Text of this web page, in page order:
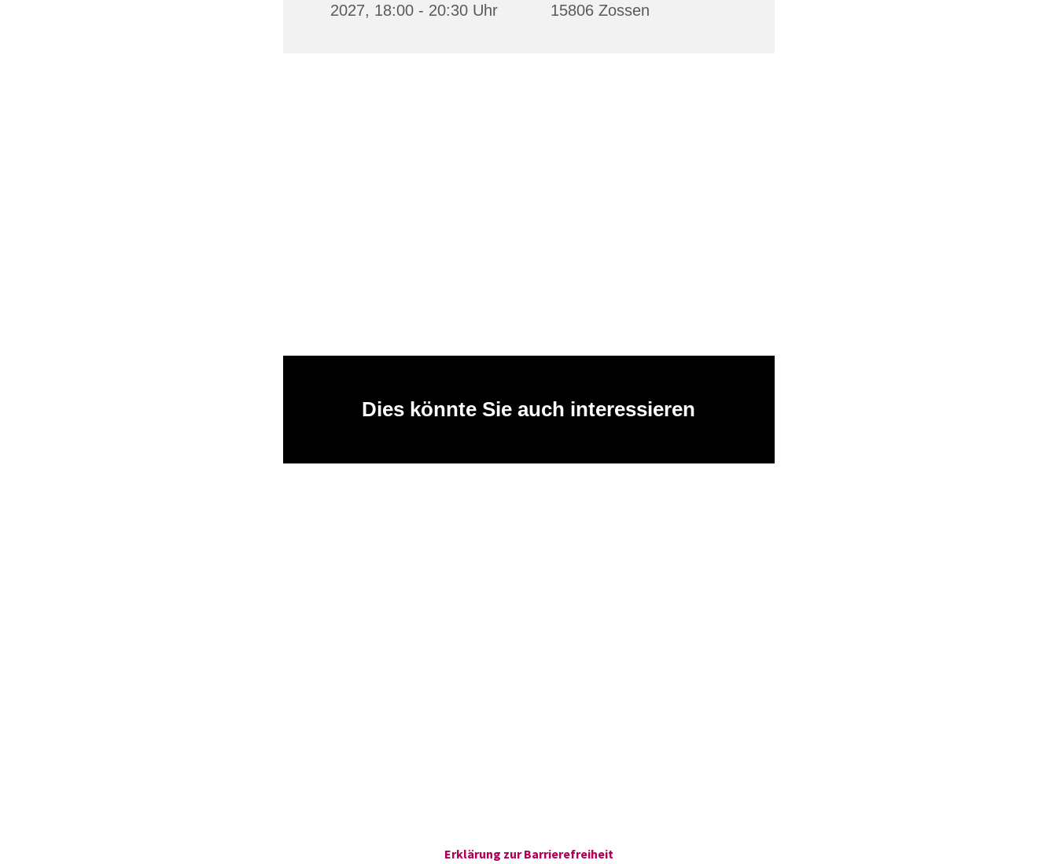
2027, 18:00 - 20:30 Uhr
15806 Zossen
Dies könnte Sie auch interessieren
Erklärung zur Barrierefreiheit